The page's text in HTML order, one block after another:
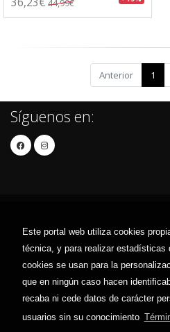
Este portal web utiliza cookies
técnica, y para realizar estadísticas
cookies se usan para la
que en ningún caso hacen
recaba ni cede datos de carácter
usuarios sin su conocimiento
44,99€
Anterior 1
Síguenos en:
Contacto Aviso
Política de envíos
Política de